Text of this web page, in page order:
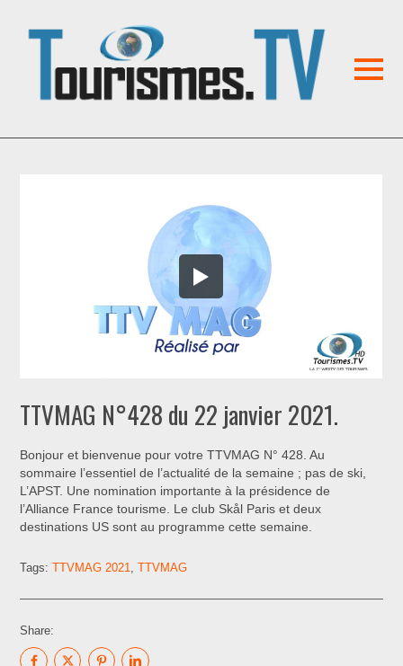
TTVMAG N°428 du 22 janvier 2021.
Bonjour et bienvenue pour votre TTVMAG N° 428. Au
sommaire l’essentiel de l’actualité de la semaine ; pas de ski,
L’APST. Une nomination importante à la présidence de
l’Alliance France tourisme. Le club Skål Paris et deux
destinations US sont au programme cette semaine.
Tags:TTVMAG 2021 ,TTVMAG
Share: